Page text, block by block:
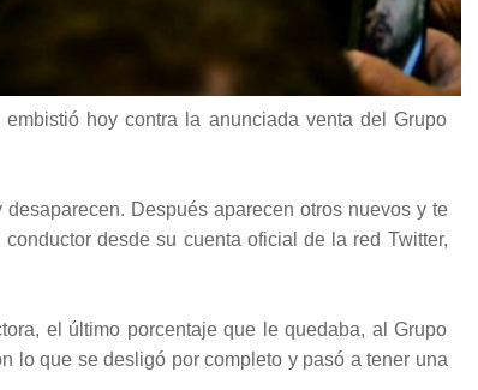
hoy contra la anunciada venta del Grupo
Después aparecen otros nuevos y te
desde su cuenta oficial de la red Twitter,
el último porcentaje que le quedaba, al Grupo
lo que se desligó por completo y pasó a tener una